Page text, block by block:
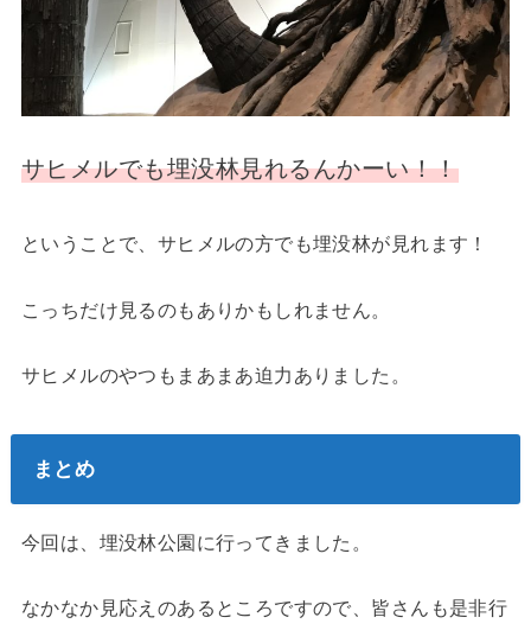
サヒメルでも埋没林見れるんかーい！！
ということで、サヒメルの方でも埋没林が見れます！
こっちだけ見るのもありかもしれません。
サヒメルのやつもまあまあ迫力ありました。
まとめ
今回は、埋没林公園に行ってきました。
なかなか見応えのあるところですので、皆さんも是非行